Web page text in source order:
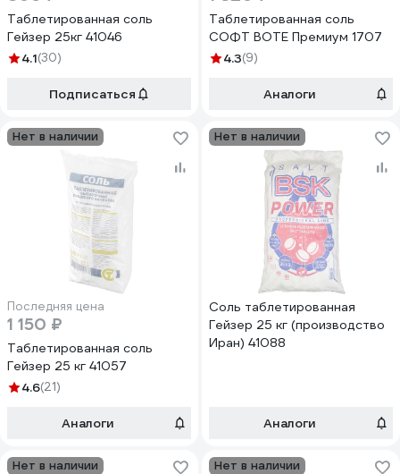
Таблетированная соль
Гейзер 25кг 41046
4.1(30)
Подписаться
Таблетированная соль
СОФТ ВОТЕ Премиум 1707
4.3(9)
Аналоги
Нет в наличии
Последняя цена
1 150 ₽
Таблетированная соль
Гейзер 25 кг 41057
4.6(21)
Аналоги
Нет в наличии
Соль таблетированная
Гейзер 25 кг (производство
Иран) 41088
Аналоги
Нет в наличии Нет в наличии